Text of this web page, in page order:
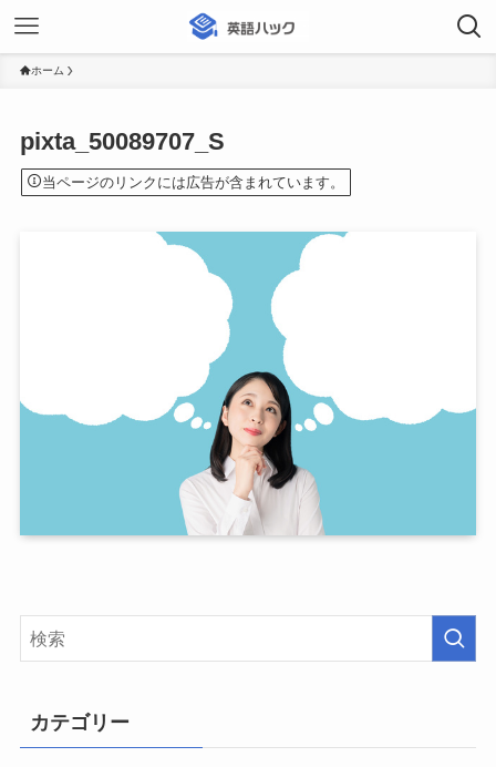
ホーム
pixta_50089707_S
当ページのリンクには広告が含まれています。
カテゴリー